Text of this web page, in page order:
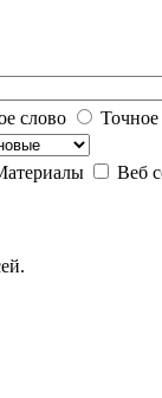
слово
Точное
Веб